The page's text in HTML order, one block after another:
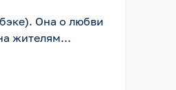
Она о любви
жителям...